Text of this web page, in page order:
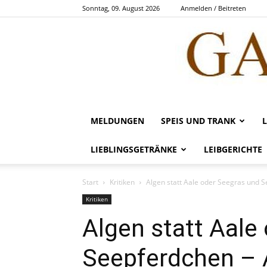
Sonntag, 09. August 2026 Anmelden / Beitreten
MELDUNGEN SPEIS UND TRANK
LIEBLINGSGETRÄNKE LEIBGERICHTE
Start Kritiken Algen statt Aale oder Seegras und
Kritiken
Algen statt Aale
Seepferdchen